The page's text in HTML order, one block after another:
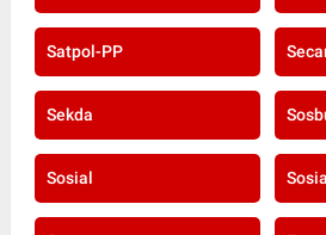
Satpol-PP
Sekda
Sosial